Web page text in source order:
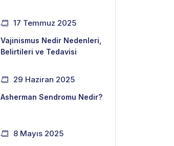
17 Temmuz 2025
Vajinismus Nedir Nedenleri,
Belirtileri ve Tedavisi
29 Haziran 2025
Asherman Sendromu Nedir?
8 Mayıs 2025